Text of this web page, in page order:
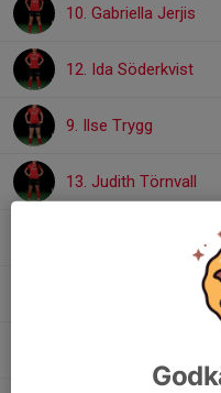
10. Gabriella Jerjis
12. Ida Söderkvist
9. Ilse Trygg
13. Judith Törnvall
11. Keren
,